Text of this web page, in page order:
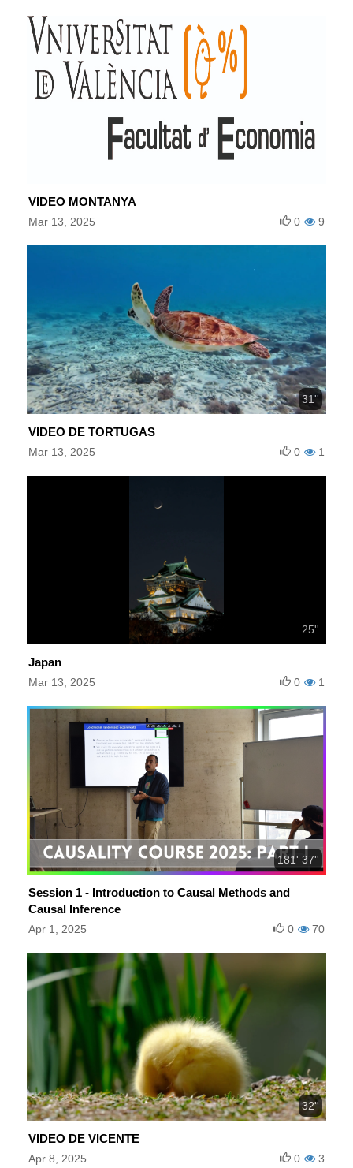
VIDEO MONTANYA
Mar 13, 2025 9
0
31''
VIDEO DE TORTUGAS
Mar 13, 2025 1
0
25''
Japan
Mar 13, 2025 1
0
181' 37''
Session 1 - Introduction to Causal Methods and
Causal Inference
Apr 1, 2025 70
0
32''
VIDEO DE VICENTE
Apr 8, 2025 3
0